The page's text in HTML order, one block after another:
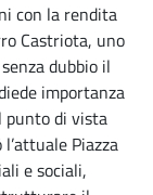
con la rendita
Castriota, uno
dubbio il
importanza
punto di vista
Piazza
e sociali,